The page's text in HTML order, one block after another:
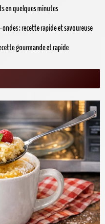
en quelques minutes
: recette rapide et savoureuse
gourmande et rapide